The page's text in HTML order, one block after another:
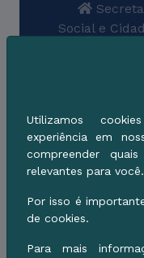
Social e
Descrição do
Quem pode
Etapas de
Quanto
Utilizamos
experiência em
compreender
relevantes para você.
Por isso é
de cookies.
Para mais